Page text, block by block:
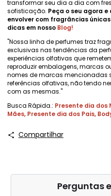
transformar seu dia a dia com
sofisticação. Peça o seu agora
envolver com fragrâncias
dicas em nosso Blog!
"Nossa linha de perfumes traz
exclusivas nas tendências da
experiências olfativas que
reproduzir embalagens, marcas
nomes de marcas mencionadas
referências olfativas, não tendo
com as mesmas."
Busca Rápida.: Presente dia dos
Mães, Presente dia dos Pais,
Compartilhar
Perguntas